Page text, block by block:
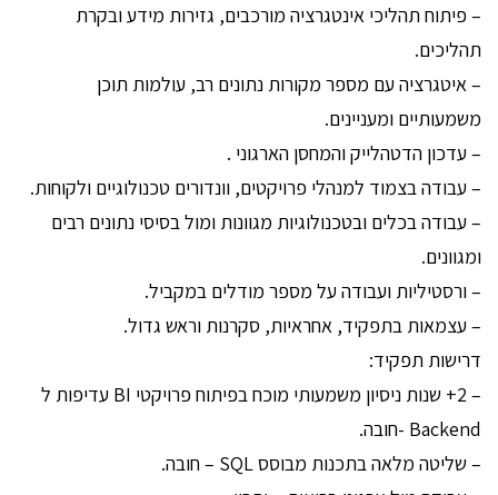
– פיתוח תהליכי אינטגרציה מורכבים, גזירות מידע ובקרת
תהליכים.
– איטגרציה עם מספר מקורות נתונים רב, עולמות תוכן
משמעותיים ומעניינים.
– עדכון הדטהלייק והמחסן הארגוני .
– עבודה בצמוד למנהלי פרויקטים, וונדורים טכנולוגיים ולקוחות.
– עבודה בכלים ובטכנולוגיות מגוונות ומול בסיסי נתונים רבים
ומגוונים.
– ורסטיליות ועבודה על מספר מודלים במקביל.
– עצמאות בתפקיד, אחראיות, סקרנות וראש גדול.
דרישות תפקיד:
– 2+ שנות ניסיון משמעותי מוכח בפיתוח פרויקטי BI עדיפות ל
Backend -חובה.
– שליטה מלאה בתכנות מבוסס SQL – חובה.